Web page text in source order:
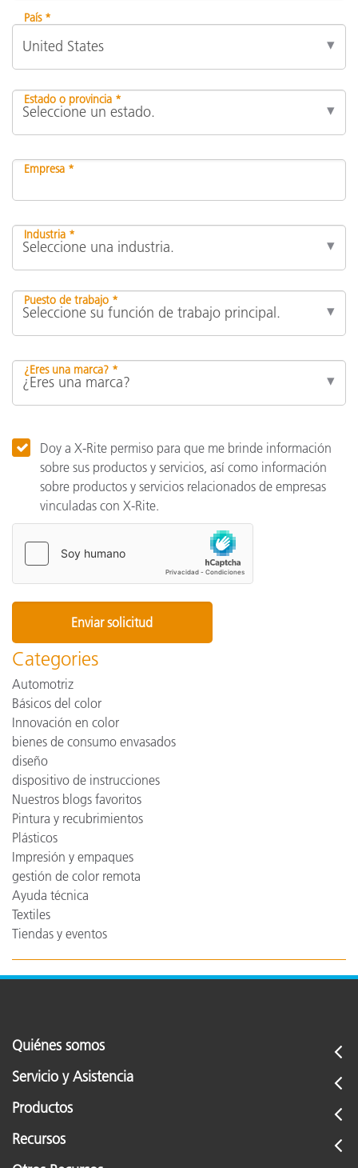
País *
Estado o provincia *
Empresa *
Industria *
Puesto de trabajo *
¿Eres una marca? *
Doy a X-Rite permiso para que me brinde información
sobre sus productos y servicios, así como información
sobre productos y servicios relacionados de empresas
vinculadas con X-Rite.
Categories
Automotriz
Básicos del color
Innovación en color
bienes de consumo envasados
diseño
dispositivo de instrucciones
Nuestros blogs favoritos
Pintura y recubrimientos
Plásticos
Impresión y empaques
gestión de color remota
Ayuda técnica
Textiles
Tiendas y eventos
Quiénes somos
Servicio y Asistencia
Productos
Recursos